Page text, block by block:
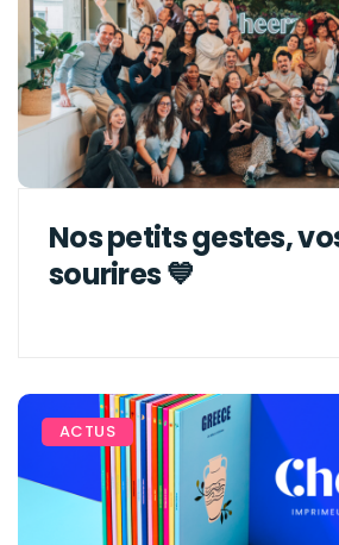
Nos petits gestes,
sourires 💙
ACTUS